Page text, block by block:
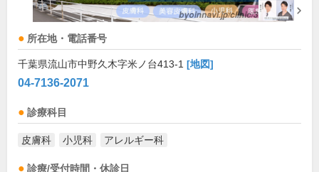
所在地・電話番号
千葉県流山市中野久木字米ノ台413-1 [地図]
04-7136-2071
診療科目
皮膚科 小児科 アレルギー科
診療/受付時間・休診日